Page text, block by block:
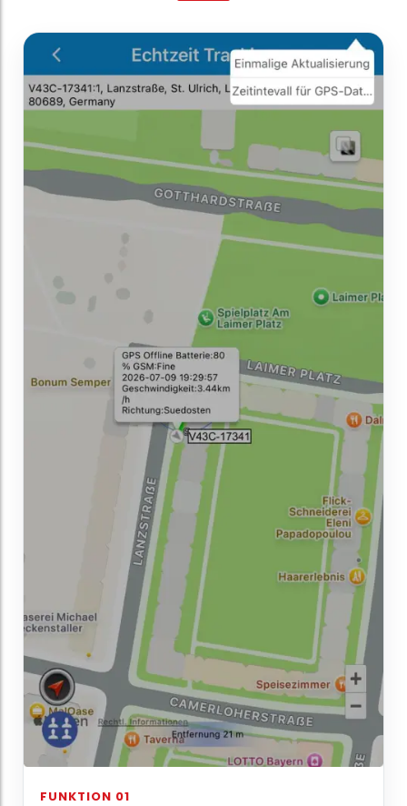
FUNKTION 01